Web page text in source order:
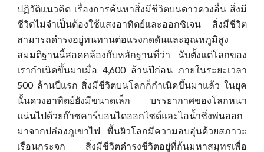
ปฏิวัติแนวคิด เรื่องการค้นหาสิ่งมีชีวิตบนดาวดวงอื่น สิ่งมี
ชีวิตไม่จำเป็นต้องใช้แสงอาทิตย์และออกซิเจน สิ่งมีชีวิต
สามารถดำรงอยู่ทนทานต่อแรงกดดันและอุณหภูมิสูง
สมมติฐานนี้สอดคล้องกับหลักฐานที่ว่า นับตั้งแต่โลกของ
เรากำเนิดขึ้นมาเมื่อ 4,600 ล้านปีก่อน ภายในระยะเวลา
500 ล้านปีแรก สิ่งมีชีวิตบนโลกก็กำเนิดขึ้นมาแล้ว ในยุค
นั้นดวงอาทิตย์ยังมีขนาดเล็ก บรรยากาศของโลกหนา
แน่นไปด้วยก๊าซคาร์บอนไดออกไซด์และไอน้ำซึ่งพ่นออก
มาจากปล่องภูเขาไฟ พื้นผิวโลกมีความอบอุ่นด้วยสภาวะ
เรือนกระจก สิ่งมีชีวิตดำรงชีวิตอยู่ที่ก้นมหาสมุทรเพื่อ